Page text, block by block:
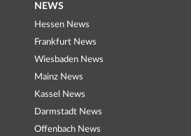
NEWS
Hessen News
Frankfurt News
Wiesbaden News
Mainz News
Kassel News
Darmstadt News
Offenbach News